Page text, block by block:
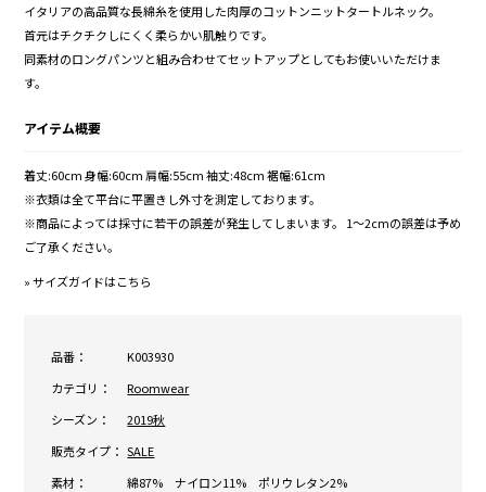
イタリアの高品質な長綿糸を使用した肉厚のコットンニットタートルネック。
首元はチクチクしにくく柔らかい肌触りです。
同素材のロングパンツと組み合わせてセットアップとしてもお使いいただけま
す。
アイテム概要
着丈:60cm 身幅:60cm 肩幅:55cm 袖丈:48cm 裾幅:61cm
※衣類は全て平台に平置きし外寸を測定しております。
※商品によっては採寸に若干の誤差が発生してしまいます。 1～2cmの誤差は予め
ご了承ください。
»サイズガイドはこちら
品番：
K003930
カテゴリ：
Roomwear
シーズン：
2019秋
販売タイプ： SALE
素材：
綿87% ナイロン11% ポリウレタン2%